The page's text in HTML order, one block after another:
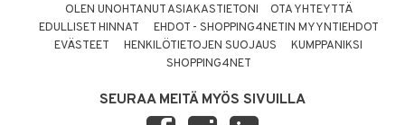
OLEN UNOHTANUT ASIAKASTIETONI
OTA YHTEYTTÄ
EDULLISET HINNAT
EHDOT - SHOPPING4NETIN MYYNTIEHDOT
EVÄSTEET
HENKILÖTIETOJEN SUOJAUS
KUMPPANIKSI
SHOPPING4NET
SEURAA MEITÄ MYÖS SIVUILLA